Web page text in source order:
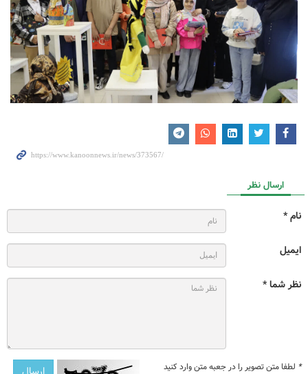
ارسال نظر
نام *
ایمیل
نظر شما *
* لطفا متن تصویر را در جعبه متن وارد کنید